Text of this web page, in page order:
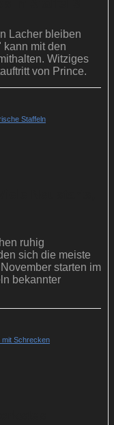
Lacher bleiben
kann mit den
Witziges
von Prince.
ruhig
sich die meiste
starten im
bekannter